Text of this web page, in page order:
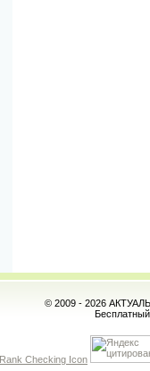
© 2009 - 2026